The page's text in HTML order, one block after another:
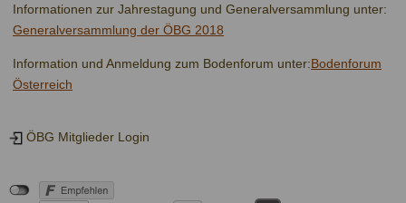
Informationen zur Jahrestagung und Generalversammlung unter:
Generalversammlung der ÖBG 2018
Information und Anmeldung zum Bodenforum unter:Bodenforum
Österreich
ÖBG Mitglieder Login